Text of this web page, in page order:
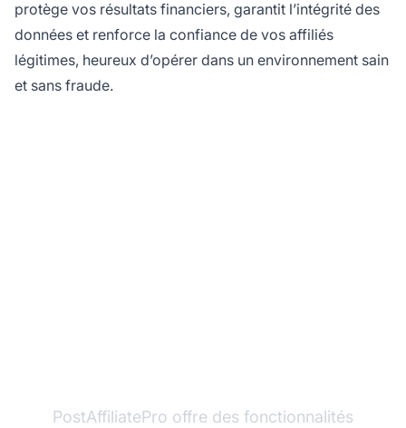
protège vos résultats financiers, garantit l’intégrité des
données et renforce la confiance de vos affiliés
légitimes, heureux d’opérer dans un environnement sain
et sans fraude.
PostAffiliatePro offre des fonctionnalités